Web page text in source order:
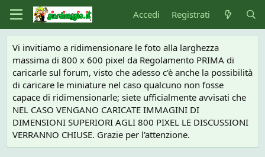
Accedi Registrati
Vi invitiamo a ridimensionare le foto alla larghezza
massima di 800 x 600 pixel da Regolamento PRIMA di
caricarle sul forum, visto che adesso c'è anche la possibilità
di caricare le miniature nel caso qualcuno non fosse
capace di ridimensionarle; siete ufficialmente avvisati che
NEL CASO VENGANO CARICATE IMMAGINI DI
DIMENSIONI SUPERIORI AGLI 800 PIXEL LE DISCUSSIONI
VERRANNO CHIUSE. Grazie per l'attenzione.